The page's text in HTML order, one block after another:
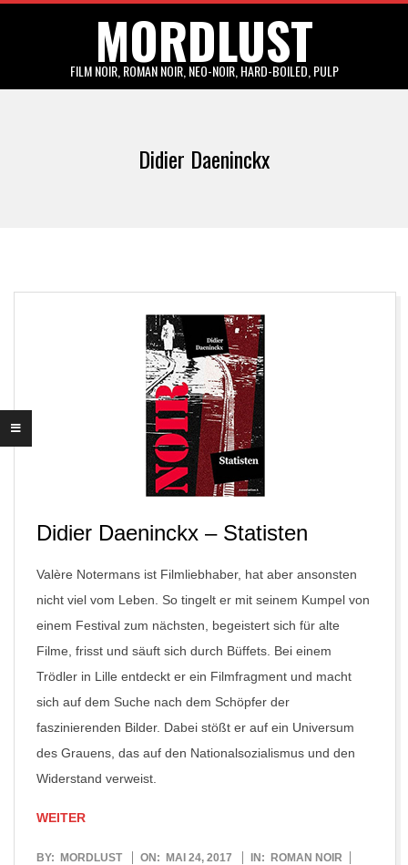
MORDLUST
FILM NOIR, ROMAN NOIR, NEO-NOIR, HARD-BOILED, PULP
Didier Daeninckx
Didier Daeninckx – Statisten
Valère Notermans ist Filmliebhaber, hat aber ansonsten
nicht viel vom Leben. So tingelt er mit seinem Kumpel von
einem Festival zum nächsten, begeistert sich für alte
Filme, frisst und säuft sich durch Büffets. Bei einem
Trödler in Lille entdeckt er ein Filmfragment und macht
sich auf dem Suche nach dem Schöpfer der
faszinierenden Bilder. Dabei stößt er auf ein Universum
des Grauens, das auf den Nationalsozialismus und den
Widerstand verweist.
WEITER
2017-
BY: MORDLUST ON: MAI 24, 2017 IN: ROMAN NOIR